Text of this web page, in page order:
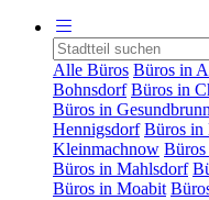
Alle Büros Büros in
Bohnsdorf Büros in
Büros in
Hennigsdorf Büros in
Kleinmachnow
Büros in Mahlsdorf
Büros in Moabit